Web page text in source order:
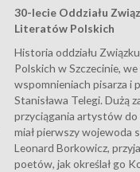
30-lecie Oddziału
Literatów Polskich
Historia oddziału
Polskich w Szczecinie, we
wspomnieniach pisarza i
Stanisława Telegi. Dużą
przyciągania artystów do
miał pierwszy wojewoda
Leonard Borkowicz,
poetów, jak określał go